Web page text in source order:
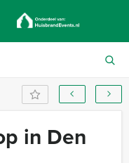
in Den